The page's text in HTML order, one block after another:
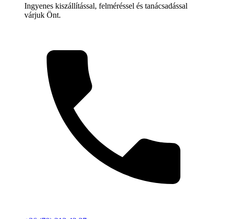
Ingyenes kiszállítással, felméréssel és tanácsadással
várjuk Önt.